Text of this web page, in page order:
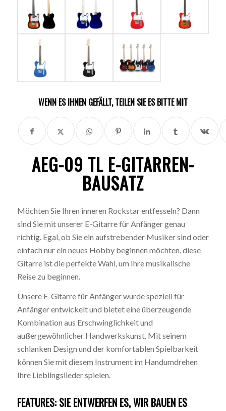
WENN ES IHNEN GEFÄLLT, TEILEN SIE ES BITTE MIT
AEG-09 TL E-GITARREN-
BAUSATZ
Möchten Sie Ihren inneren Rockstar entfesseln? Dann
sind Sie mit unserer E-Gitarre für Anfänger genau
richtig. Egal, ob Sie ein aufstrebender Musiker sind oder
einfach nur ein neues Hobby beginnen möchten, diese
Gitarre ist die perfekte Wahl, um Ihre musikalische
Reise zu beginnen.
Unsere E-Gitarre für Anfänger wurde speziell für
Anfänger entwickelt und bietet eine überzeugende
Kombination aus Erschwinglichkeit und
außergewöhnlicher Handwerkskunst. Mit seinem
schlanken Design und der komfortablen Spielbarkeit
können Sie mit diesem Instrument im Handumdrehen
Ihre Lieblingslieder spielen.
FEATURES: SIE ENTWERFEN ES, WIR BAUEN ES